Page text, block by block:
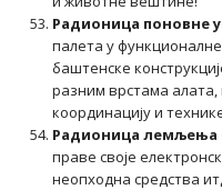
Радионица поновне
палета у
баштенске
разним врстама
координацију и
Радионица лемљења
праве своје
неопходна средства